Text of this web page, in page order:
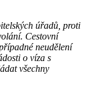
úřadů, proti
Cestovní
neudělení
o víza s
všechny